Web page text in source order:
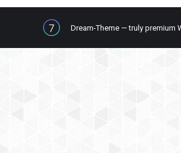
Dream-Theme — truly premium